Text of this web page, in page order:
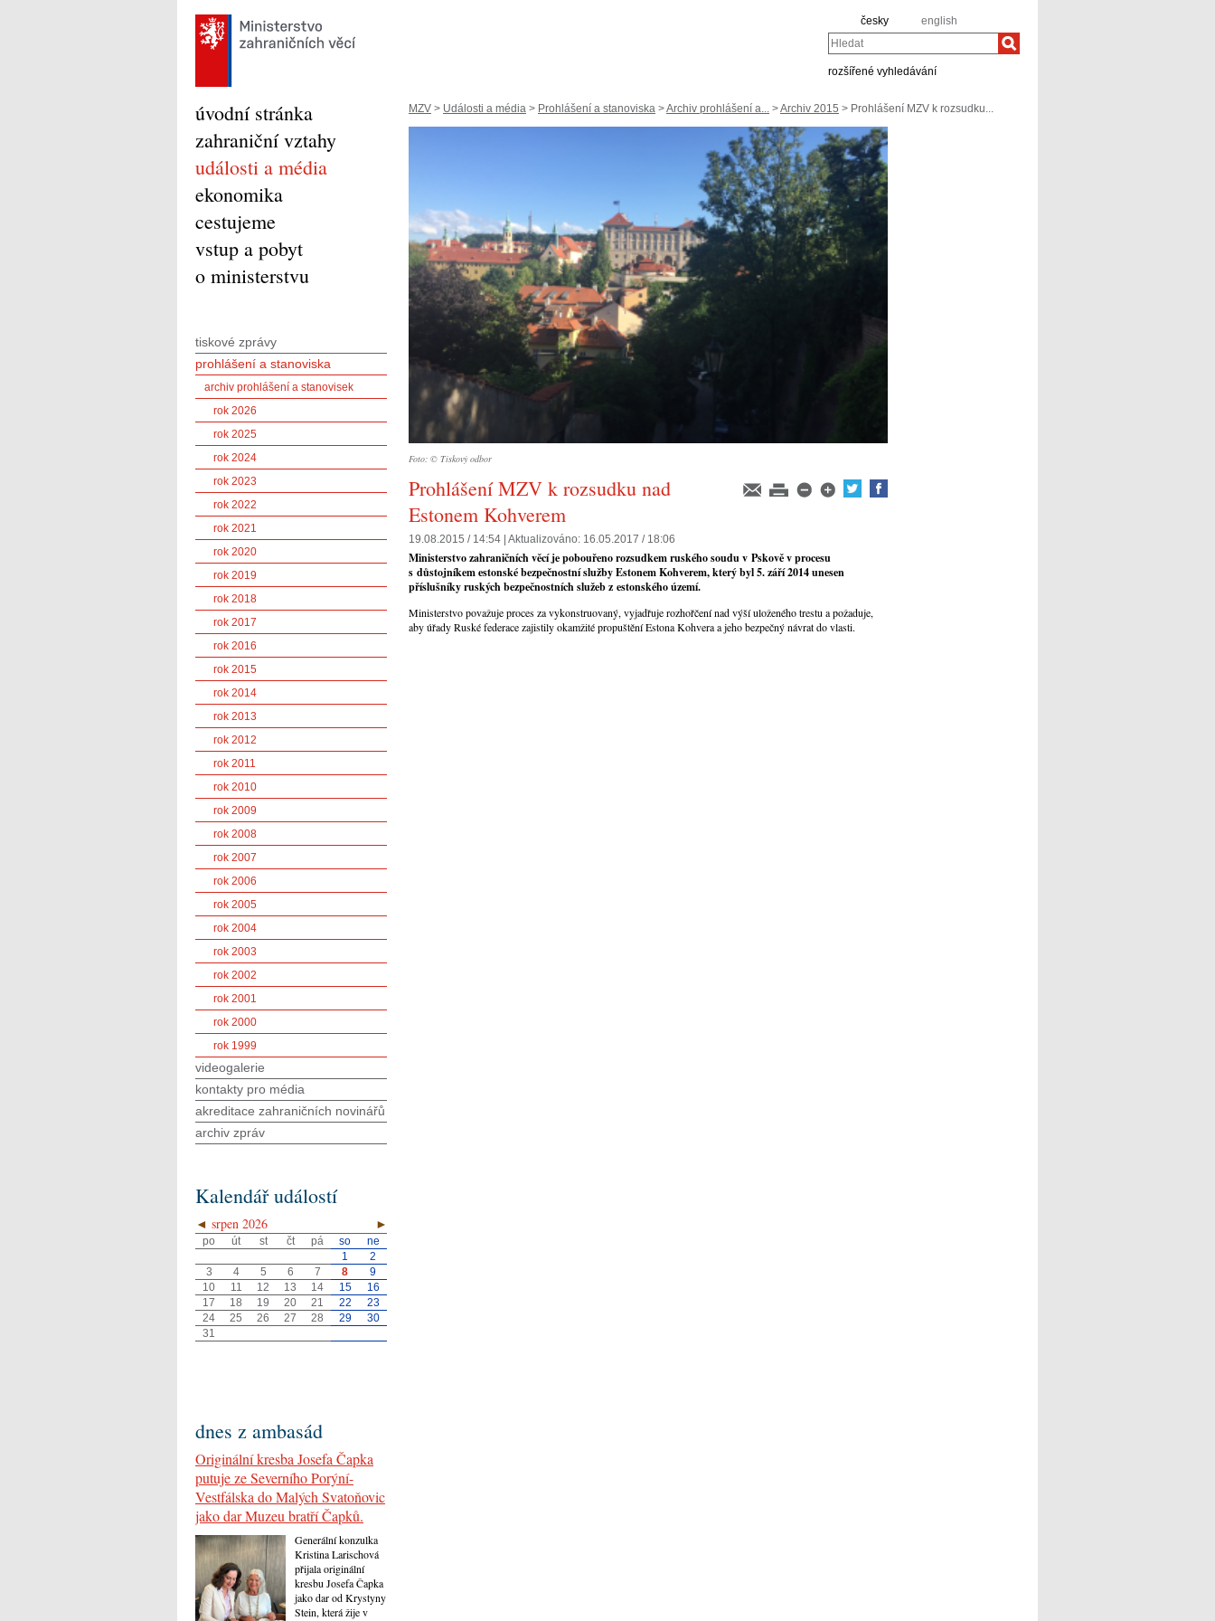
česky english
Hledat
rozšířené vyhledávání
MZV > Události a média > Prohlášení a stanoviska >Archiv prohlášení a... >Archiv 2015 > Prohlášení MZV k rozsudku...
Foto: © Tiskový odbor
Prohlášení MZV k rozsudku nad
Estonem Kohverem
19.08.2015 / 14:54 | Aktualizováno: 16.05.2017 / 18:06
Ministerstvo zahraničních věcí je pobouřeno rozsudkem ruského soudu v Pskově v procesu
s důstojníkem estonské bezpečnostní služby Estonem Kohverem, který byl 5. září 2014 unesen
příslušníky ruských bezpečnostních služeb z estonského území.
Ministerstvo považuje proces za vykonstruovaný, vyjadřuje rozhořčení nad výší uloženého trestu a požaduje,
aby úřady Ruské federace zajistily okamžité propuštění Estona Kohvera a jeho bezpečný návrat do vlasti.
úvodní stránka
zahraniční vztahy
události a média
ekonomika
cestujeme
vstup a pobyt
o ministerstvu
tiskové zprávy
prohlášení a stanoviska
archiv prohlášení a stanovisek
rok 2026
rok 2025
rok 2024
rok 2023
rok 2022
rok 2021
rok 2020
rok 2019
rok 2018
rok 2017
rok 2016
rok 2015
rok 2014
rok 2013
rok 2012
rok 2011
rok 2010
rok 2009
rok 2008
rok 2007
rok 2006
rok 2005
rok 2004
rok 2003
rok 2002
rok 2001
rok 2000
rok 1999
videogalerie
kontakty pro média
akreditace zahraničních novinářů
archiv zpráv
Kalendář událostí
◄ ►
srpen 2026
po út st čt pá so
ne
1
2
3
4 5 6 7 8
9
10
11 12 13 14 15
16
17
18 19 20 21 22
23
24
25 26 27 28 29
30
31
dnes z ambasád
Originální kresba Josefa Čapka
putuje ze Severního Porýní-
Vestfálska do Malých Svatoňovic
jako dar Muzeu bratří Čapků.
Generální konzulka
Kristina Larischová
přijala originální
kresbu Josefa Čapka
jako dar od Krystyny
Stein, která žije v